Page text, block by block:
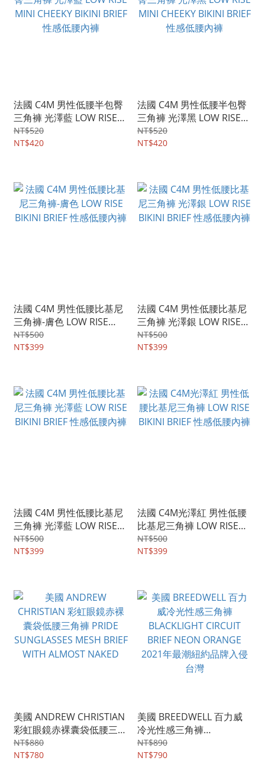
法國 C4M 男性低腰半包臀
三角褲 光澤藍 LOW RISE
MINI CHEEKY BIKINI BRIEF
性感低腰內褲
NT$520
NT$420
法國 C4M 男性低腰半包臀
三角褲 光澤黑 LOW RISE
MINI CHEEKY BIKINI BRIEF
性感低腰內褲
NT$520
NT$420
法國 C4M 男性低腰比基尼
三角褲-膚色 LOW RISE
BIKINI BRIEF 性感低腰內褲
NT$500
NT$399
法國 C4M 男性低腰比基尼
三角褲 光澤銀 LOW RISE
BIKINI BRIEF 性感低腰內褲
NT$500
NT$399
法國 C4M 男性低腰比基尼
三角褲 光澤藍 LOW RISE
BIKINI BRIEF 性感低腰內褲
NT$500
NT$399
法國 C4M光澤紅 男性低腰
比基尼三角褲 LOW RISE
BIKINI BRIEF 性感低腰內褲
NT$500
NT$399
美國 ANDREW CHRISTIAN
彩虹眼鏡赤裸囊袋低腰三角
褲 PRIDE SUNGLASSES
MESH BRIEF WITH
NT$880
NT$780
美國 BREEDWELL 百力威
冷光性感三角褲
BLACKLIGHT CIRCUIT
BRIEF NEON ORANGE
NT$890
NT$790